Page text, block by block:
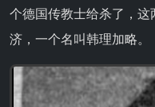
个德国传教士给杀了，
济，一个名叫韩理加略。